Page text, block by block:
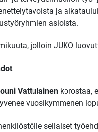
ja
asioista.
jolloin JUKO
Vattulainenkorostaa,
vuosikymmenen
sellaiset